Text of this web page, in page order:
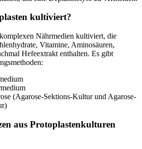
kultiviert?
Nährmedien kultiviert, die
Vitamine, Aminosäuren,
Hefeextrakt enthalten. Es gibt
(Agarose-Sektions-Kultur und Agarose-
aus Protoplastenkulturen